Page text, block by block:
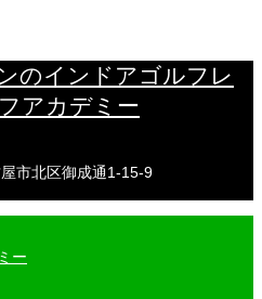
のインドアゴルフレ
アカデミー
市北区御成通1-15-9
ー